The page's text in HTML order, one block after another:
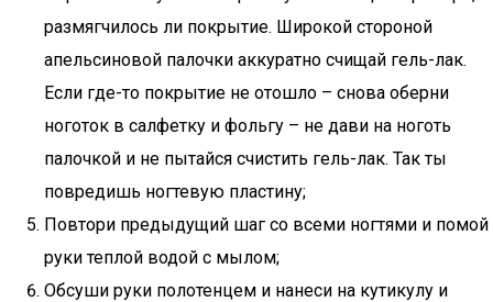
размягчилось ли покрытие. Широкой стороной
апельсиновой палочки аккуратно счищай гель-лак.
Если где-то покрытие не отошло – снова оберни
ноготок в салфетку и фольгу – не дави на ноготь
палочкой и не пытайся счистить гель-лак. Так ты
повредишь ногтевую пластину;
Повтори предыдущий шаг со всеми ногтями и помой
руки теплой водой с мылом;
Обсуши руки полотенцем и нанеси на кутикулу и